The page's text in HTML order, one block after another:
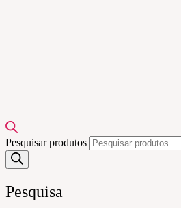
Pesquisar produtos
Pesquisa